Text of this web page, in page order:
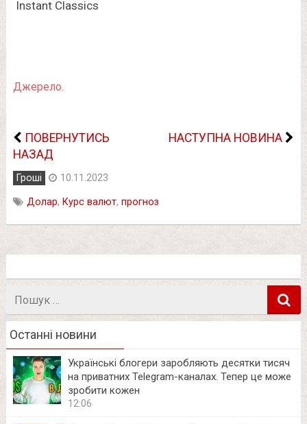
Джерело.
ПОВЕРНУТИСЬ
НАЗАД
НАСТУПНА НОВИНА
Гроші 10.11.2023
Долар, Курс валют, прогноз
Останні новини
Українські блогери заробляють десятки тисяч
на приватних Telegram-каналах. Тепер це може
зробити кожен
12:06